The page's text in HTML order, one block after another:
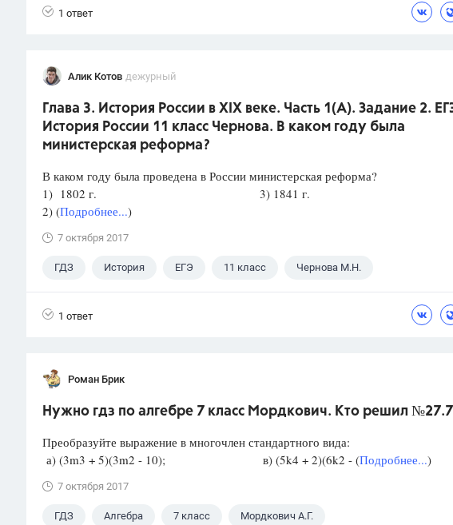
1 ответ
Алик Котов дежурный
Глава 3. История России в XIX веке. Часть 1(A). Задание 2.
История России 11 класс Чернова. В каком году была
министерская реформа?
В каком году была проведена в России министерская реформа?
1) 1802 г. 3) 1841 г.
2) (Подробнее...)
7 октября 2017
ГДЗ История ЕГЭ 11 класс Чернова М.Н.
1 ответ
Роман Брик
Нужно гдз по алгебре 7 класс Мордкович. Кто решил
Преобразуйте выражение в многочлен стандартного вида:
а) (3m3 + 5)(3m2 - 10); в) (5k4 + 2)(6k2 - (Подробнее...)
7 октября 2017
ГДЗ Алгебра 7 класс Мордкович А.Г.